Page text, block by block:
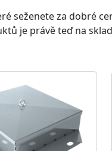
seženete za dobré
je právě teď na